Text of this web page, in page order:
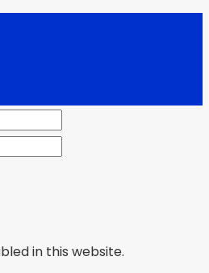
in this website.